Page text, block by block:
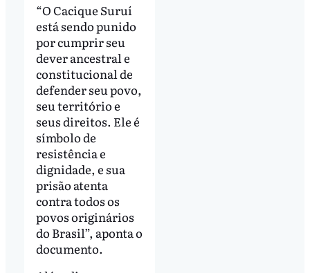
“O Cacique Suruí
está sendo punido
por cumprir seu
dever ancestral e
constitucional de
defender seu povo,
seu território e
seus direitos. Ele é
símbolo de
resistência e
dignidade, e sua
prisão atenta
contra todos os
povos originários
do Brasil”, aponta o
documento.